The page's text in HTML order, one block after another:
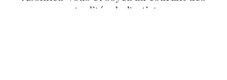
actualités de l'artiste